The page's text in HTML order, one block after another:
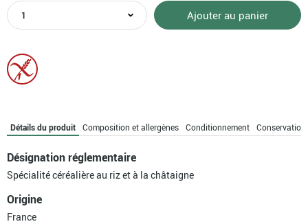
quantité
de
craquantes
châtaigne
bio
Ajouter au panier
Détails du produit Composition et allergènes Conditionnement Conservation
Désignation réglementaire
Spécialité céréalière au riz et à la châtaigne
Origine
France